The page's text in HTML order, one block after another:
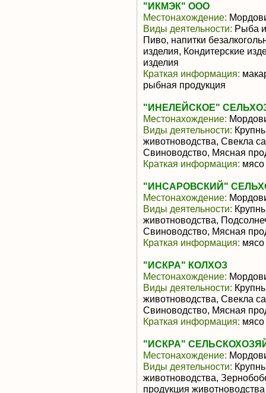
"ИКМЭК" ООО
Местонахождение:
Виды деятельности: Рыба
Пиво, напитки
изделия, Кондитерские
изделия
Краткая информация:
рыбная продукция
"ИНЕЛЕЙСКОЕ"
Местонахождение:
Виды деятельности:
животноводства, Свекла
Свиноводство, Мясная
Краткая информация: мясо
"ИНСАРОВСКИЙ"
Местонахождение:
Виды деятельности:
животноводства,
Свиноводство, Мясная
Краткая информация: мясо
"ИСКРА" КОЛХОЗ
Местонахождение:
Виды деятельности:
животноводства, Свекла
Свиноводство, Мясная
Краткая информация: мясо
"ИСКРА"
Местонахождение:
Виды деятельности:
животноводства,
продукция животноводства